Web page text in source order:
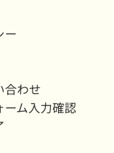
ー
合わせ
ーム入力確認